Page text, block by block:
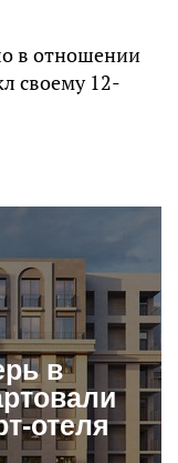
в отношении
своему 12-
в
отеля